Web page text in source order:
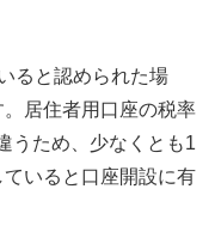
ると認められた場
居住者用口座の税率
うため、少なくとも1
いると口座開設に有